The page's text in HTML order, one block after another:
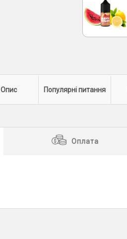
Опис Популярні питання
Оплата